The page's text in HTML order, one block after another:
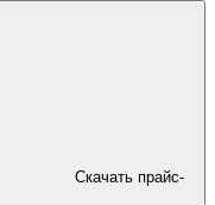
Скачать прайс-